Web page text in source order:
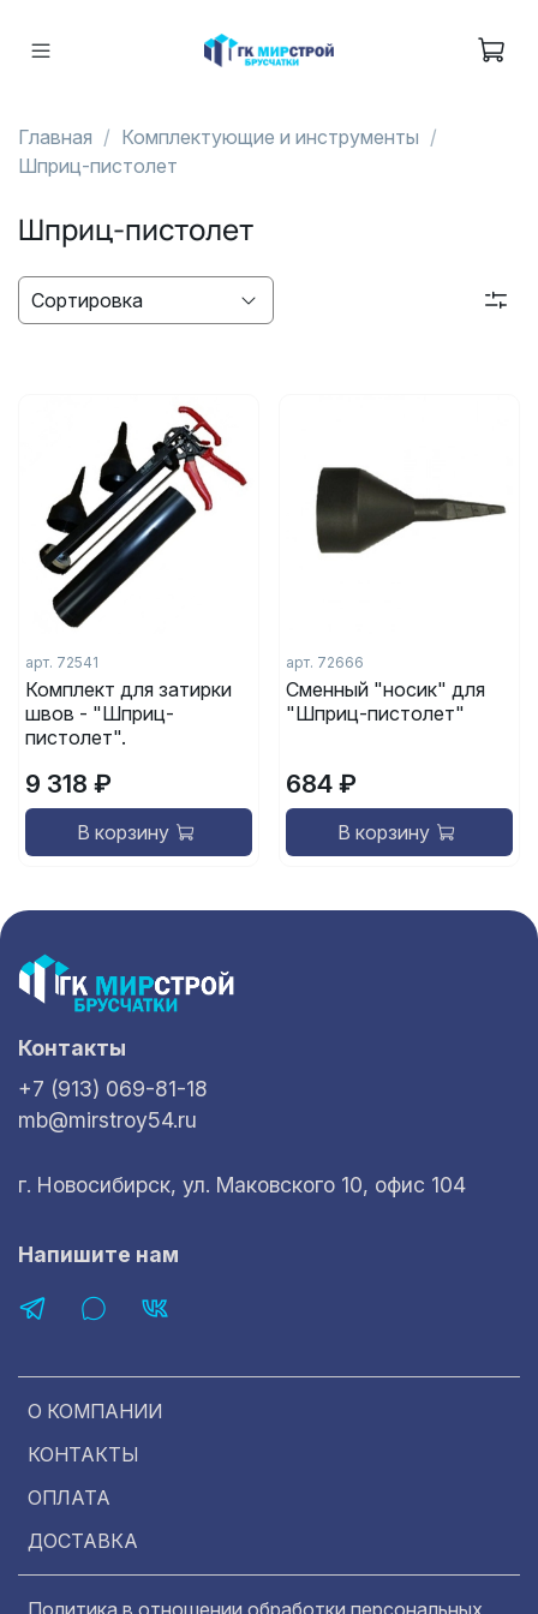
Главная
Комплектующие и инструменты
Шприц-пистолет
Шприц-пистолет
арт. 72541
Комплект для затирки
швов - "Шприц-
пистолет".
9 318 ₽
В корзину
арт. 72666
Cменный "носик" для
"Шприц-пистолет"
684 ₽
В корзину
О КОМПАНИИ
КОНТАКТЫ
ОПЛАТА
ДОСТАВКА
Контакты
+7 (913) 069-81-18
mb@mirstroy54.ru
г. Новосибирск, ул. Маковского 10, офис 104
Напишите нам